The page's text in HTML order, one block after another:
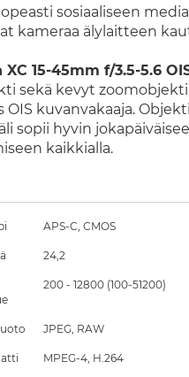
sosiaaliseen
kameraa älylaitteen
XC 15-45mm f/3.5-5.6
sekä kevyt
OIS kuvanvakaaja.
sopii hyvin
kaikkialla.
APS-C, CMOS
24,2
200 - 12800 (100-51200)
JPEG, RAW
MPEG-4, H.264